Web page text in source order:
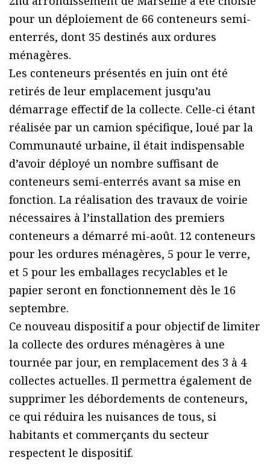
pour un déploiement de 66 conteneurs semi-
enterrés, dont 35 destinés aux ordures
ménagères.
Les conteneurs présentés en juin ont été
retirés de leur emplacement jusqu’au
démarrage effectif de la collecte. Celle-ci étant
réalisée par un camion spécifique, loué par la
Communauté urbaine, il était indispensable
d’avoir déployé un nombre suffisant de
conteneurs semi-enterrés avant sa mise en
fonction. La réalisation des travaux de voirie
nécessaires à l’installation des premiers
conteneurs a démarré mi-août. 12 conteneurs
pour les ordures ménagères, 5 pour le verre,
et 5 pour les emballages recyclables et le
papier seront en fonctionnement dès le 16
septembre.
Ce nouveau dispositif a pour objectif de limiter
la collecte des ordures ménagères à une
tournée par jour, en remplacement des 3 à 4
collectes actuelles. Il permettra également de
supprimer les débordements de conteneurs,
ce qui réduira les nuisances de tous, si
habitants et commerçants du secteur
respectent le dispositif.